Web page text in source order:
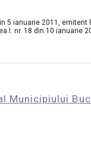
5 ianuarie 2011, emitent
I. nr. 18 din 10 ianuarie
Municipiului